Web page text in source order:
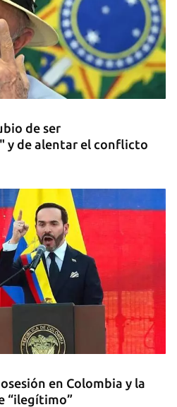
de 14ymedio.
CANCELAR
de ser
y de alentar el conflicto
en Colombia y la
“ilegítimo”